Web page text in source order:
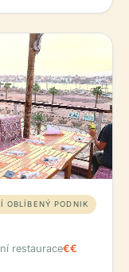
OBLÍBENÝ PODNIK
restaurace€€